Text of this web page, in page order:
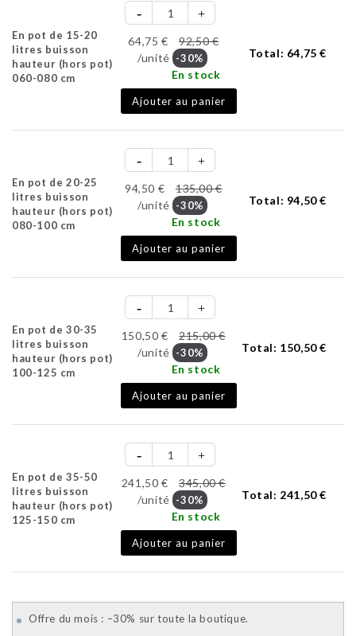
En pot de 15-20
litres buisson
hauteur (hors pot)
060-080 cm
64,75 €
92,50 €
/unité -30%
En stock
Ajouter au panier
Total: 64,75 €
En pot de 20-25
litres buisson
hauteur (hors pot)
080-100 cm
94,50 €
135,00 €
/unité -30%
En stock
Ajouter au panier
Total: 94,50 €
En pot de 30-35
litres buisson
hauteur (hors pot)
100-125 cm
150,50 €
215,00 €
/unité -30%
En stock
Ajouter au panier
Total: 150,50 €
En pot de 35-50
litres buisson
hauteur (hors pot)
125-150 cm
241,50 €
345,00 €
/unité -30%
En stock
Ajouter au panier
Total: 241,50 €
Offre du mois : –30% sur toute la boutique.